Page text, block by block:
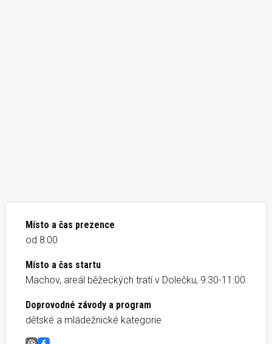
Místo a čas prezence
od 8:00
Místo a čas startu
Machov, areál běžeckých tratí v Dolečku, 9:30-11:00
Doprovodné závody a program
dětské a mládežnické kategorie